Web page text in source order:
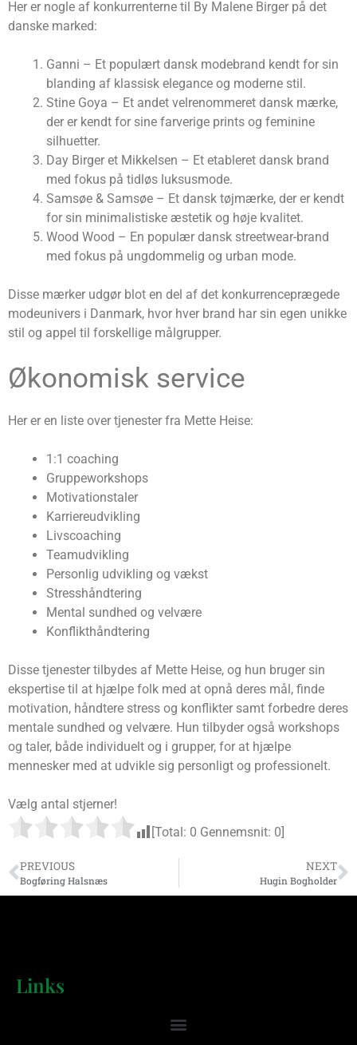
Her er nogle af konkurrenterne til By Malene Birger på det
danske marked:
Ganni – Et populært dansk modebrand kendt for sin
blanding af klassisk elegance og moderne stil.
Stine Goya – Et andet velrenommeret dansk mærke,
der er kendt for sine farverige prints og feminine
silhuetter.
Day Birger et Mikkelsen – Et etableret dansk brand
med fokus på tidløs luksusmode.
Samsøe & Samsøe – Et dansk tøjmærke, der er kendt
for sin minimalistiske æstetik og høje kvalitet.
Wood Wood – En populær dansk streetwear-brand
med fokus på ungdommelig og urban mode.
Disse mærker udgør blot en del af det konkurrenceprægede
modeunivers i Danmark, hvor hver brand har sin egen unikke
stil og appel til forskellige målgrupper.
Økonomisk service
Her er en liste over tjenester fra Mette Heise:
1:1 coaching
Gruppeworkshops
Motivationstaler
Karriereudvikling
Livscoaching
Teamudvikling
Personlig udvikling og vækst
Stresshåndtering
Mental sundhed og velvære
Konflikthåndtering
Disse tjenester tilbydes af Mette Heise, og hun bruger sin
ekspertise til at hjælpe folk med at opnå deres mål, finde
motivation, håndtere stress og konflikter samt forbedre deres
mentale sundhed og velvære. Hun tilbyder også workshops
og taler, både individuelt og i grupper, for at hjælpe
mennesker med at udvikle sig personligt og professionelt.
Vælg antal stjerner!
[Total: 0 Gennemsnit: 0
PREVIOUS
Bogføring Halsnæs
NEXT
Hugin Bogholder
Links